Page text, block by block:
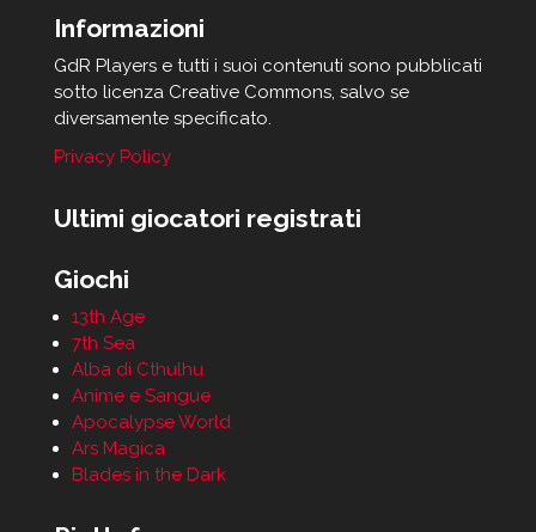
Informazioni
GdR Players e tutti i suoi contenuti sono pubblicati
sotto licenza Creative Commons, salvo se
diversamente specificato.
Privacy Policy
Ultimi giocatori registrati
Giochi
13th Age
7th Sea
Alba di Cthulhu
Anime e Sangue
Apocalypse World
Ars Magica
Blades in the Dark